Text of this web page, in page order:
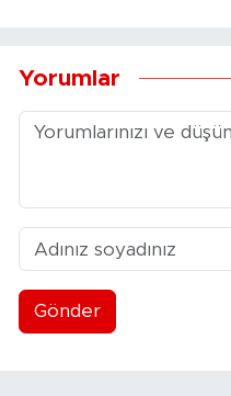
Yorumlar
Gönder